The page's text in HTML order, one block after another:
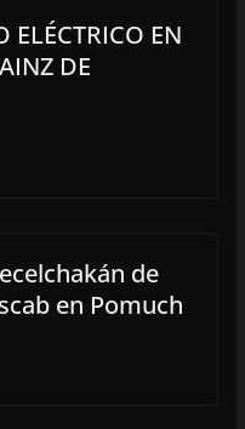
ELÉCTRICO EN
DE
de
en Pomuch